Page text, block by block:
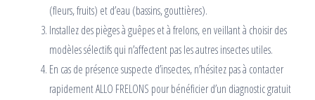
(fleurs, fruits) et d’eau (bassins, gouttières).
Installez des pièges à guêpes et à frelons, en veillant à choisir des
modèles sélectifs qui n’affectent pas les autres insectes utiles.
En cas de présence suspecte d’insectes, n’hésitez pas à contacter
rapidement ALLO FRELONS pour bénéficier d’un diagnostic gratuit